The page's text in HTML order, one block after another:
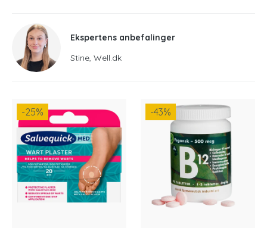
Ekspertens anbefalinger
Stine, Well.dk
-25% -43%